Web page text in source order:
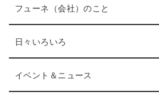
ト
リ
数
フューネ（会社）のこと
ン
リ
数
日々いろいろ
ン
ト
リ
イベント＆ニュース
ン